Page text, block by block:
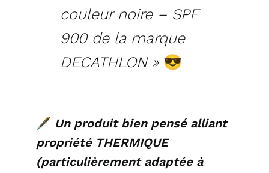
couleur noire – SPF
900 de la marque
DECATHLON » 😎
🖋 Un produit bien pensé alliant
propriété THERMIQUE
(particulièrement adaptée à